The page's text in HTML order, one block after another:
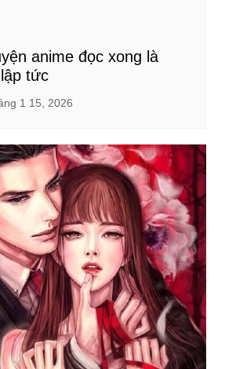
anime đọc xong là
lập tức
1 15, 2026